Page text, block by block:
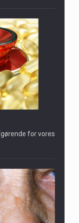
for vores